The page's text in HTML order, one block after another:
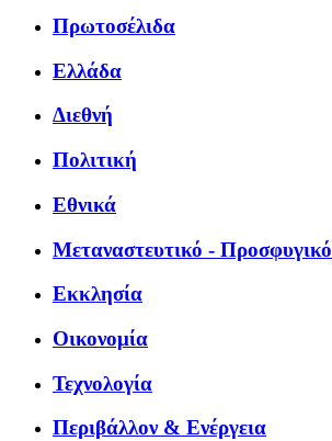
Πρωτοσέλιδα
Ελλάδα
Διεθνή
Πολιτική
Εθνικά
Μεταναστευτικό - Προσφυγικό
Εκκλησία
Οικονομία
Τεχνολογία
Περιβάλλον & Ενέργεια